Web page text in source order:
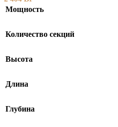
Мощность
Количество секций
Высота
Длина
Глубина